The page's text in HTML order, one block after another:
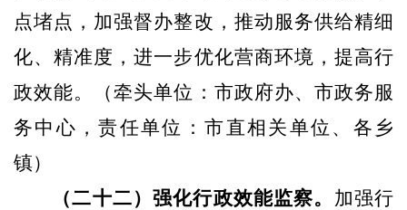
点堵点，加强督办整改，推动服务供给精细
化、精准度，进一步优化营商环境，提高行
政效能。
（牵头单位：市政府办、市政务服
务中心，责任单位：市直相关单位、各乡
镇）
（二十二）强化行政效能监察。 加强行